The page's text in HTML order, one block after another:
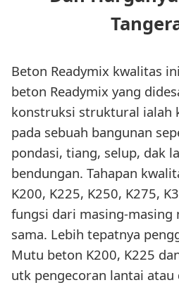
Beton Readymix kwalitas
beton Readymix yang
konstruksi struktural ialah
pada sebuah bangunan
pondasi, tiang, selup, dak
bendungan. Tahapan
K200, K225, K250, K275,
fungsi dari masing-masing
sama. Lebih tepatnya
Mutu beton K200, K225
utk pengecoran lantai atau